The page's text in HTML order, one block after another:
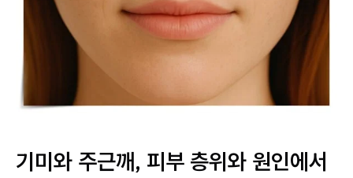
기미와 주근깨, 피부 층위와 원인에서